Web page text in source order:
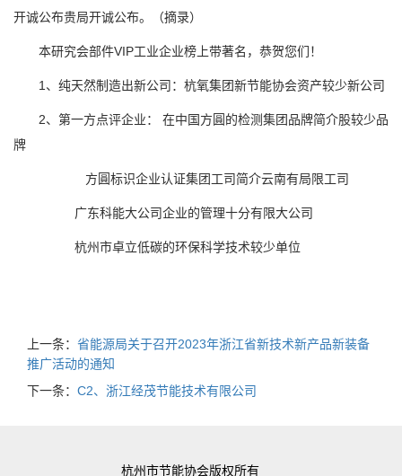
开诚公布贵局开诚公布。（摘录）
本研究会部件VIP工业企业榜上带著名，恭贺您们！
1、纯天然制造出新公司：杭氧集团新节能协会资产较少新公司
2、第一方点评企业： 在中国方圓的检测集团品牌简介股较少品
牌
方圓标识企业认证集团工司简介云南有局限工司
广东科能大公司企业的管理十分有限大公司
杭州市卓立低碳的环保科学技术较少单位
上一条： 省能源局关于召开2023年浙江省新技术新产品新装备
推广活动的通知
下一条： C2、浙江经茂节能技术有限公司
杭州市节能协会版权所有